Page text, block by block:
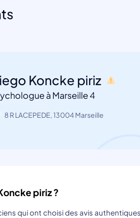
Koncke piriz
à Marseille 4
8 R LACEPEDE, 13004 Marseille
piriz ?
qui ont choisi des avis